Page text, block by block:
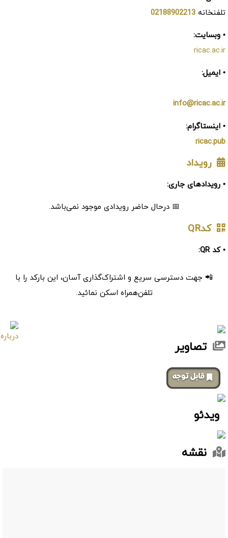
تلفنخانه 02188902213
• وبسایت:
ricac.ac.ir
• ایمیل:
info@ricac.ac.ir
• اینستاگرام:
ricac.pub
رویداد
• رویدادهای جاری:
📅 درحال حاضر رویدادی موجود نمی‌باشد.
کدQR
• کد QR:
📲 جهت دسترسی سریع و اشتراک‌گذاری آسان، این بارکد را با
تلفن‌همراه اسکن نمائید.
تصاویر
‌قابل توجه
ویدئو
نقشه